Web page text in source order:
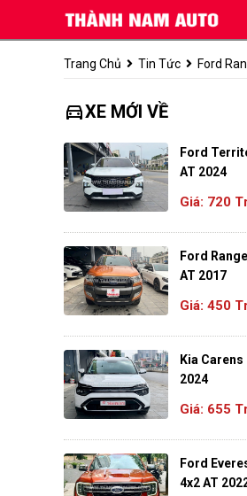
Trang Chủ Tin Tức Ford
directions_carXE MỚI VỀ
Ford
AT 2024
Giá: 720
Ford
AT 2017
Giá: 450
Kia
2024
Giá: 655
Ford
4x2 AT